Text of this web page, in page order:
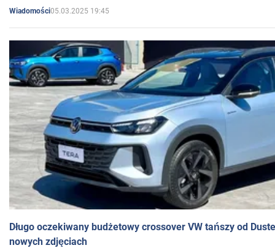
Wiadomości05.03.2025 19:45
Długo oczekiwany budżetowy crossover VW tańszy od
nowych zdjęciach